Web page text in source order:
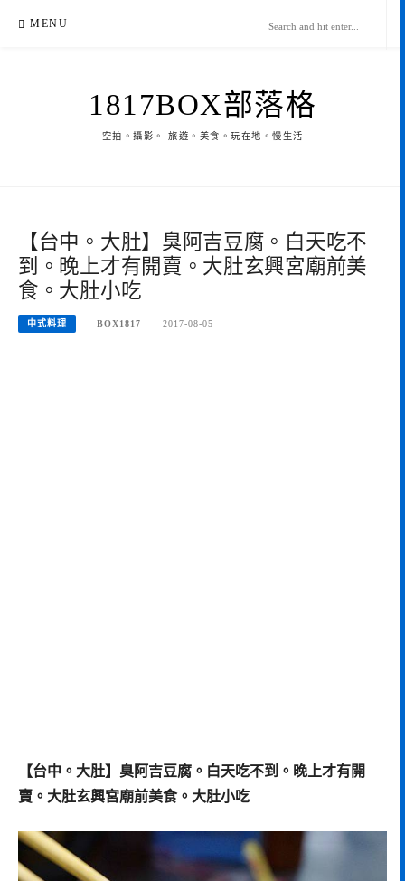
MENU
1817BOX部落格
空拍。攝影。 旅遊。美食。玩在地。慢生活
【台中。大肚】臭阿吉豆腐。白天吃不
到。晚上才有開賣。大肚玄興宮廟前美
食。大肚小吃
中式料理 BOX1817 2017-08-05
【台中。大肚】臭阿吉豆腐。白天吃不到。晚上才有開
賣。大肚玄興宮廟前美食。大肚小吃